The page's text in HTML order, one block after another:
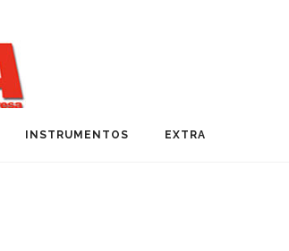
INSTRUMENTOS EXTRA